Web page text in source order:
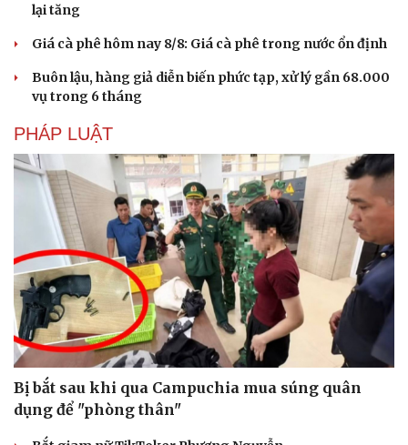
lại tăng
Giá cà phê hôm nay 8/8: Giá cà phê trong nước ổn định
Buôn lậu, hàng giả diễn biến phức tạp, xử lý gần 68.000
vụ trong 6 tháng
PHÁP LUẬT
Bị bắt sau khi qua Campuchia mua súng quân
dụng để "phòng thân"